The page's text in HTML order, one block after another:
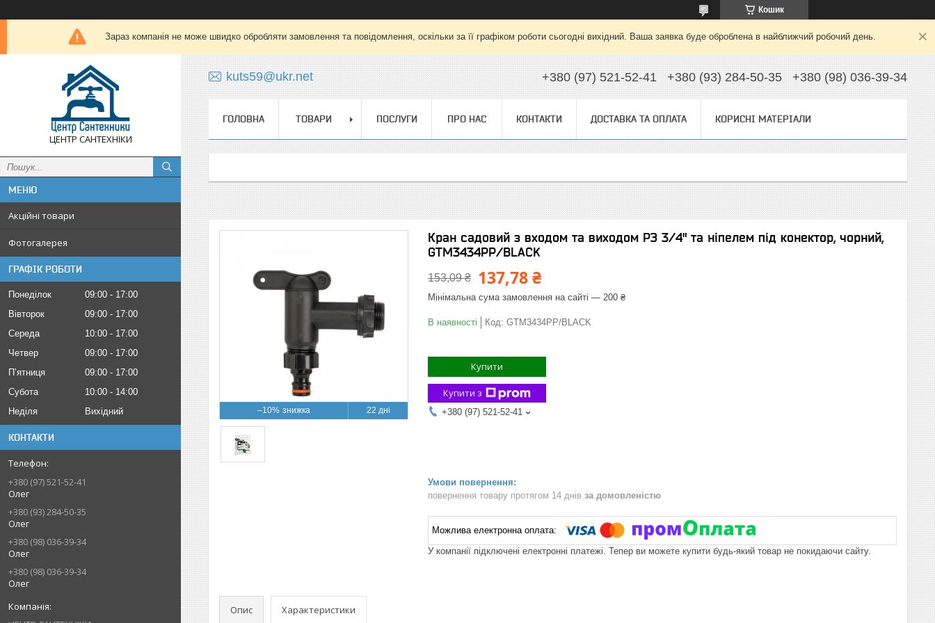
Кошик
Зараз компанія не може швидко обробляти замовлення та повідомлення, оскільки за її графіком роботи сьогодні вихідний. Ваша заявка буде оброблена в найближчий робочий день.
ЦЕНТР САНТЕХНІКИ
Акційні товари
Фотогалерея
ГРАФІК РОБОТИ
Понеділок 09:00
17:00
Вівторок
09:00
17:00
Середа
10:00
17:00
Четвер
09:00
17:00
Пʼятниця
09:00
17:00
Субота
10:00
14:00
Неділя
Вихідний
КОНТАКТИ
+380 (97) 521-52-41
Олег
+380 (93) 284-50-35
Олег
+380 (98) 036-39-34
Олег
+380 (98) 036-39-34
Олег
kuts59@ukr.net +380 (97) 521-52-41 +380 (93) 284-50-35 +380 (98) 036-39-34
ГОЛОВНА ТОВАРИ ПОСЛУГИ ПРО НАС КОНТАКТИ ДОСТАВКА ТА ОПЛАТА КОРИСНІ МАТЕРІАЛИ
–10% 22 дні
Кран садовий з входом та виходом РЗ 3/4" та ніпелем під конектор, чорний,
GTM3434PP/BLACK
153,09 ₴ 137,78 ₴
Мінімальна сума замовлення на сайті — 200 ₴
В наявності Код: GTM3434PP/BLACK
Купити
Купити з
+380 (97) 521-52-41
повернення товару протягом 14 днів за домовленістю
У компанії підключені електронні платежі. Тепер ви можете купити будь-який товар не покидаючи сайту.
Опис Характеристики